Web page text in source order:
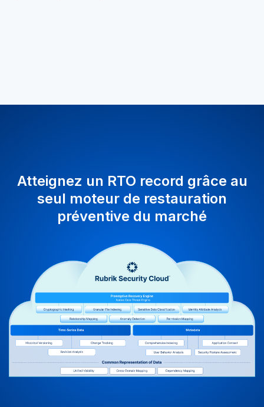
Atteignez un RTO record grâce au
seul moteur de restauration
préventive du marché